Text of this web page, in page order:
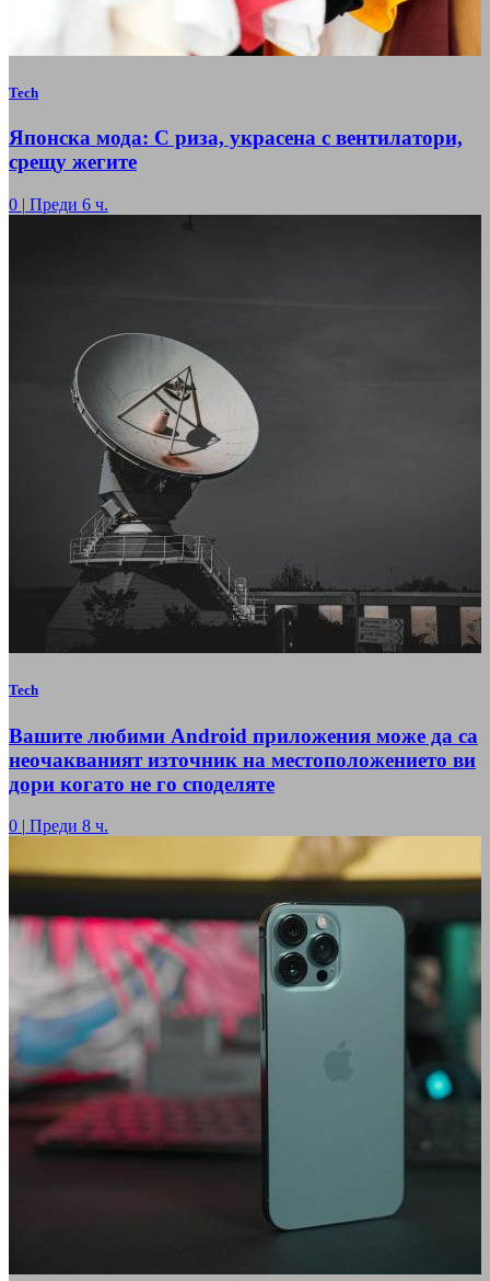
Tech
Японска мода: С риза, украсена с вентилатори,
срещу жегите
0 | Преди 6 ч.
Tech
Вашите любими Android приложения може да са
неочакваният източник на местоположението ви
дори когато не го споделяте
0 | Преди 8 ч.